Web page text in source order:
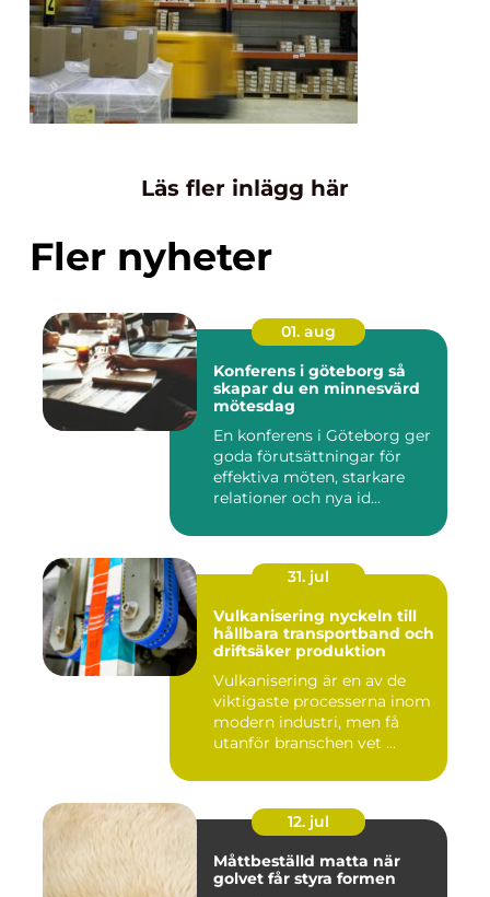
Läs fler inlägg här
Fler nyheter
01. aug
Konferens i göteborg så
skapar du en minnesvärd
mötesdag
En konferens i Göteborg ger
goda förutsättningar för
effektiva möten, starkare
relationer och nya id...
31. jul
Vulkanisering nyckeln till
hållbara transportband och
driftsäker produktion
Vulkanisering är en av de
viktigaste processerna inom
modern industri, men få
utanför branschen vet ...
12. jul
Måttbeställd matta när
golvet får styra formen